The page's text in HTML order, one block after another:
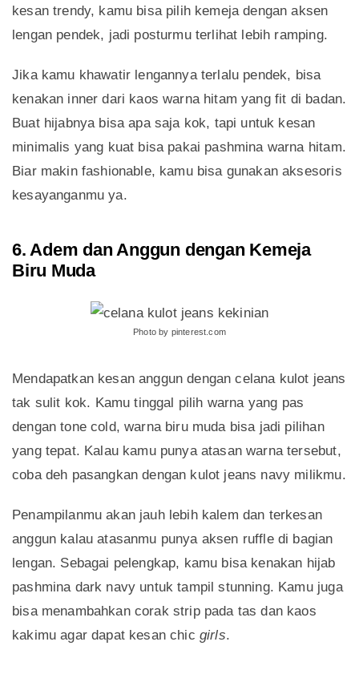
kesan trendy, kamu bisa pilih kemeja dengan aksen
lengan pendek, jadi posturmu terlihat lebih ramping.
Jika kamu khawatir lengannya terlalu pendek, bisa
kenakan inner dari kaos warna hitam yang fit di badan.
Buat hijabnya bisa apa saja kok, tapi untuk kesan
minimalis yang kuat bisa pakai pashmina warna hitam.
Biar makin fashionable, kamu bisa gunakan aksesoris
kesayanganmu ya.
6. Adem dan Anggun dengan Kemeja
Biru Muda
Photo by pinterest.com
Mendapatkan kesan anggun dengan celana kulot jeans
tak sulit kok. Kamu tinggal pilih warna yang pas
dengan tone cold, warna biru muda bisa jadi pilihan
yang tepat. Kalau kamu punya atasan warna tersebut,
coba deh pasangkan dengan kulot jeans navy milikmu.
Penampilanmu akan jauh lebih kalem dan terkesan
anggun kalau atasanmu punya aksen ruffle di bagian
lengan. Sebagai pelengkap, kamu bisa kenakan hijab
pashmina dark navy untuk tampil stunning. Kamu juga
bisa menambahkan corak strip pada tas dan kaos
kakimu agar dapat kesan chic girls.